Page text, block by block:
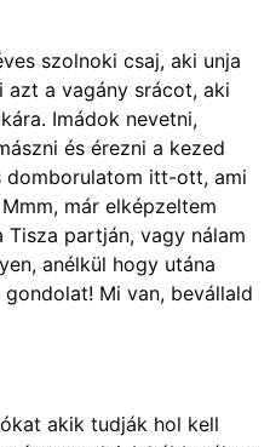
szolnoki csaj, aki unja
azt a vagány srácot, aki
Imádok nevetni,
és érezni a kezed
domborulatom itt-ott, ami
már elképzeltem
partján, vagy nálam
anélkül hogy utána
Mi van, bevállald
akik tudják hol kell